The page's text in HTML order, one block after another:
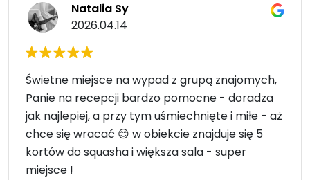
Natalia Sy
2026.04.14
Świetne miejsce na wypad z grupą znajomych,
Panie na recepcji bardzo pomocne - doradza
jak najlepiej, a przy tym uśmiechnięte i miłe - aż
chce się wracać 😊 w obiekcie znajduje się 5
kortów do squasha i większa sala - super
miejsce !